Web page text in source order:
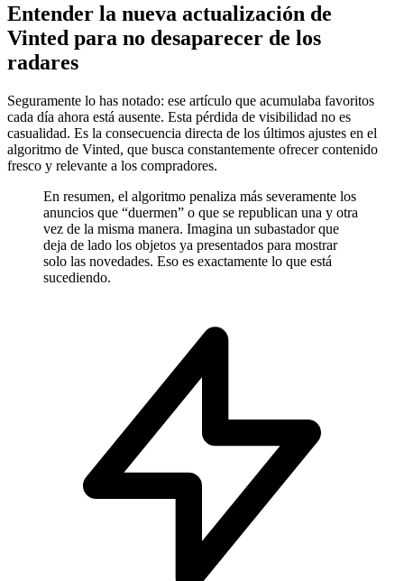
Entender la nueva actualización de
Vinted para no desaparecer de los
radares
Seguramente lo has notado: ese artículo que acumulaba favoritos
cada día ahora está ausente. Esta pérdida de visibilidad no es
casualidad. Es la consecuencia directa de los últimos ajustes en el
algoritmo de Vinted, que busca constantemente ofrecer contenido
fresco y relevante a los compradores.
En resumen, el algoritmo penaliza más severamente los
anuncios que “duermen” o que se republican una y otra
vez de la misma manera. Imagina un subastador que
deja de lado los objetos ya presentados para mostrar
solo las novedades. Eso es exactamente lo que está
sucediendo.